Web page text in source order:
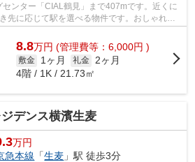
ンター「CIAL鶴見」まで407mです。近くに
先に応じて駅を選べる物件です。おしゃれな
8.8万円 (管理費等：6,000円 )
敷金 1ヶ月 礼金 2ヶ月
4階 / 1K / 21.73㎡
デンス横濱生麦
万円
急本線 「生麦 」駅 徒歩3分